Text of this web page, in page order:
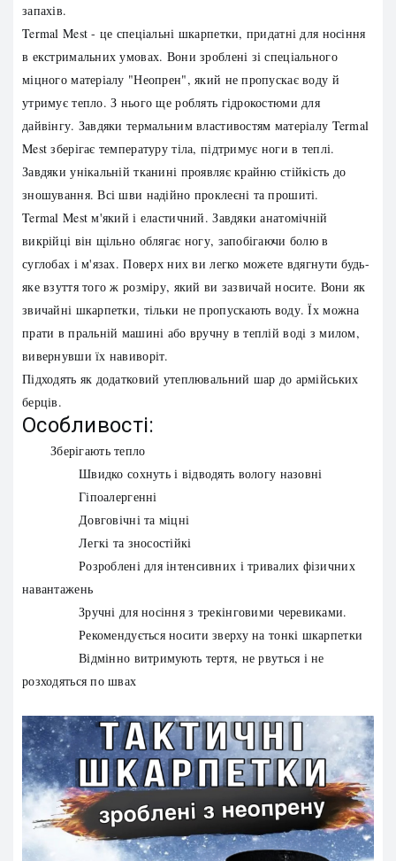
запахів.
Termal Mest - це спеціальні шкарпетки, придатні для носіння
в екстримальних умовах. Вони зроблені зі спеціального
міцного матеріалу "Неопрен", який не пропускає воду й
утримує тепло. З нього ще роблять гідрокостюми для
дайвінгу. Завдяки термальним властивостям матеріалу Termal
Mest зберігає температуру тіла, підтримує ноги в теплі.
Завдяки унікальній тканині проявляє крайню стійкість до
зношування. Всі шви надійно проклеєні та прошиті.
Termal Mest м'який і еластичний. Завдяки анатомічній
викрійці він щільно облягає ногу, запобігаючи болю в
суглобах і м'язах. Поверх них ви легко можете вдягнути будь-
яке взуття того ж розміру, який ви зазвичай носите. Вони як
звичайні шкарпетки, тільки не пропускають воду. Їх можна
прати в пральній машині або вручну в теплій воді з милом,
вивернувши їх навиворіт.
Підходять як додатковий утеплювальний шар до армійських
берців.
Особливості:
Зберігають тепло
Швидко сохнуть і відводять вологу назовні
Гіпоалергенні
Довговічні та міцні
Легкі та зносостійкі
Розроблені для інтенсивних і тривалих фізичних
навантажень
Зручні для носіння з трекінговими черевиками.
Рекомендується носити зверху на тонкі шкарпетки
Відмінно витримують тертя, не рвуться і не
розходяться по швах